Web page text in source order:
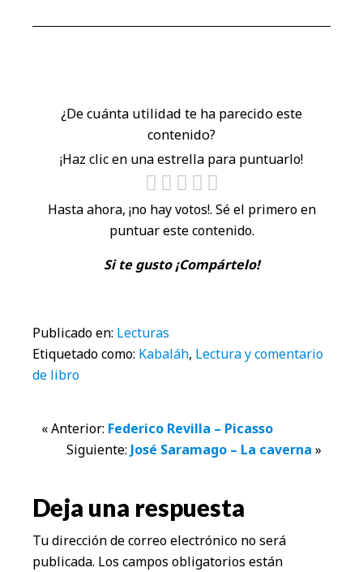
¿De cuánta utilidad te ha parecido este
contenido?
¡Haz clic en una estrella para puntuarlo!
Hasta ahora, ¡no hay votos!. Sé el primero en
puntuar este contenido.
Si te gusto ¡Compártelo!
Publicado en: Lecturas
Etiquetado como: Kabaláh, Lectura y comentario
de libro
Interacciones
los
lectores
« Anterior: Federico Revilla – Picasso
Siguiente: José Saramago – La caverna »
Deja una respuesta
Tu dirección de correo electrónico no será
publicada. Los campos obligatorios están